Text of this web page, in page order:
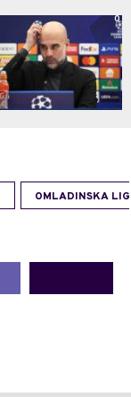
0
OMLADINSKA